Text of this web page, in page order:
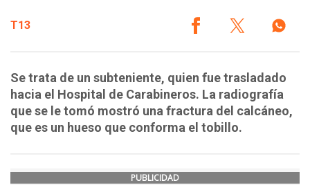
T13
Se trata de un subteniente, quien fue trasladado
hacia el Hospital de Carabineros. La radiografía
que se le tomó mostró una fractura del calcáneo,
que es un hueso que conforma el tobillo.
PUBLICIDAD